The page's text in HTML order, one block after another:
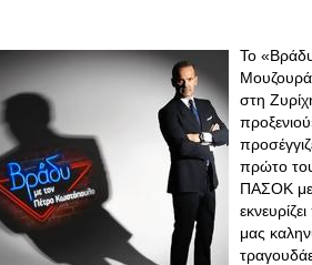
Το
στη
πρώτο του
ΠΑΣΟΚ με
μας